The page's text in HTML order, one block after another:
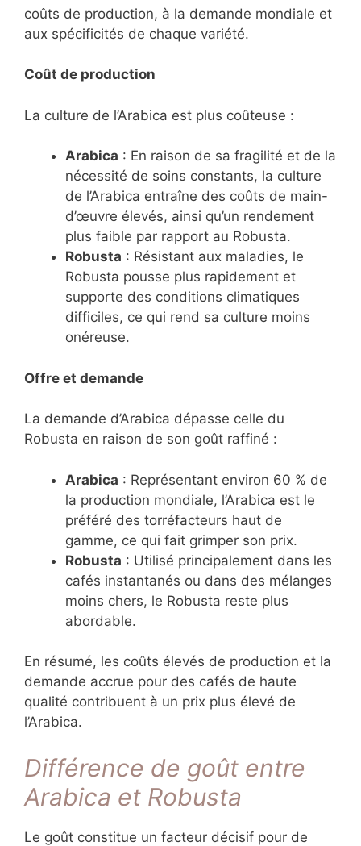
coûts de production, à la demande mondiale et
aux spécificités de chaque variété.
Coût de production
La culture de l’Arabica est plus coûteuse :
Arabica : En raison de sa fragilité et de la
nécessité de soins constants, la culture
de l’Arabica entraîne des coûts de main-
d’œuvre élevés, ainsi qu’un rendement
plus faible par rapport au Robusta.
Robusta : Résistant aux maladies, le
Robusta pousse plus rapidement et
supporte des conditions climatiques
difficiles, ce qui rend sa culture moins
onéreuse.
Offre et demande
La demande d’Arabica dépasse celle du
Robusta en raison de son goût raffiné :
Arabica : Représentant environ 60 % de
la production mondiale, l’Arabica est le
préféré des torréfacteurs haut de
gamme, ce qui fait grimper son prix.
Robusta : Utilisé principalement dans les
cafés instantanés ou dans des mélanges
moins chers, le Robusta reste plus
abordable.
En résumé, les coûts élevés de production et la
demande accrue pour des cafés de haute
qualité contribuent à un prix plus élevé de
l’Arabica.
Différence de goût entre
Arabica et Robusta
Le goût constitue un facteur décisif pour de